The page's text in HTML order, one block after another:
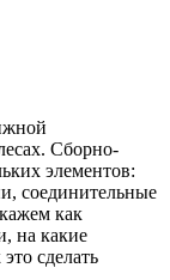
Сборно-
элементов:
соединительные
как
на какие
сделать